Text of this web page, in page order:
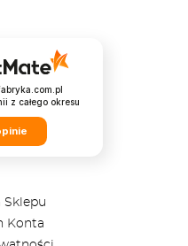
z całego okresu
Sklepu
Konta